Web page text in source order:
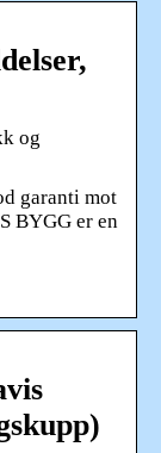
og
garanti mot
BYGG er en